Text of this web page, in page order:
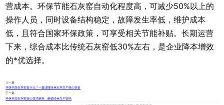
营成本。环保节能石灰窑自动化程度高，可减少50%以上的
操作人员，同时设备结构稳定，故障发生率低，维护成本
低，且符合国家环保政策，可享受相关节能补贴。长期运营
下来，综合成本比传统石灰窑低30%左右，是企业降本增效
的*优选择。
上一篇:
环保节能石灰窑是什么？一篇读懂绿色石灰生产核心装备
下一篇:
环保节能石灰窑核心技术解析，解锁绿色生产密码